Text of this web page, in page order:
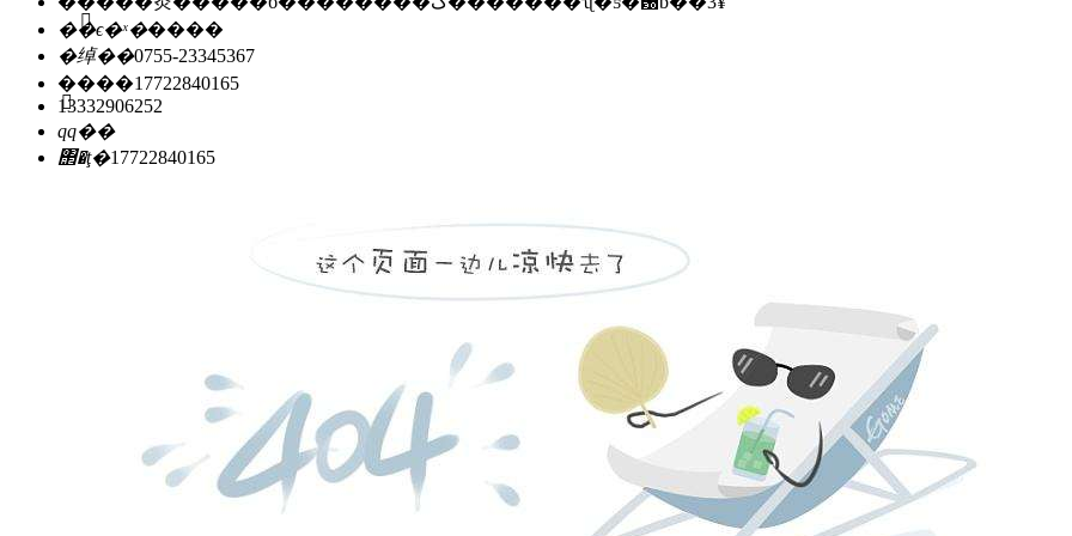
��ϵ�ˣ�����
�绰��0755-23345367
�ֻ���17722840165
13332906252
qq��
΢�ţ�17722840165